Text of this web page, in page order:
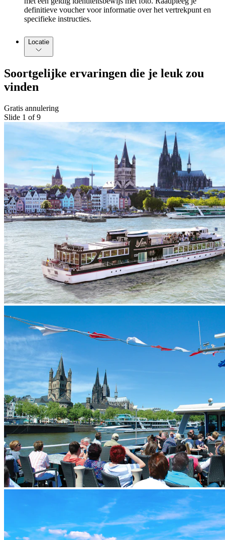
definitieve voucher voor informatie over het vertrekpunt en
specifieke instructies.
Locatie
Soortgelijke ervaringen die je leuk zou
vinden
Gratis annulering
Slide 1 of 9